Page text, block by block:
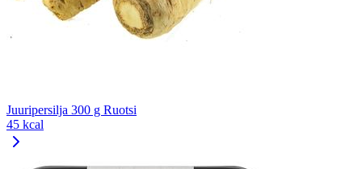
Juuripersilja 300 g Ruotsi
45 kcal